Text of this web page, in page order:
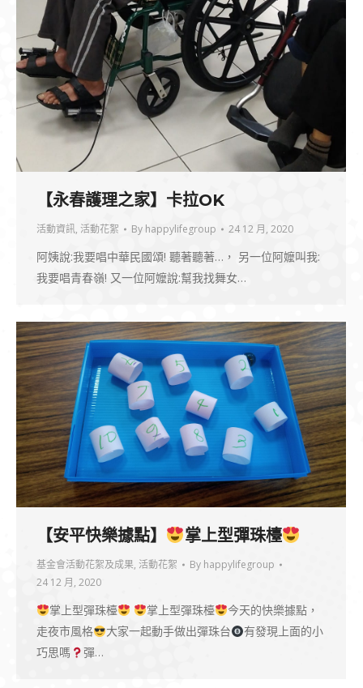
【永春護理之家】卡拉OK
活動資訊, 活動花絮 By happylifegroup 24 12 月, 2020
阿姨說:我要唱中華民國頌! 聽著聽著…， 另一位阿嬤叫我:
我要唱青春嶺! 又一位阿嬤說:幫我找舞女…
【安平快樂據點】 掌上型彈珠檯
基金會活動花絮及成果, 活動花絮 By happylifegroup
24 12 月, 2020
掌上型彈珠檯 掌上型彈珠檯
今天的快樂據點，
走夜市風格
大家一起動手做出彈珠台
有發現上面的小
巧思嗎
彈…